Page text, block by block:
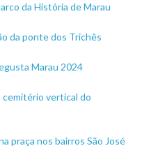
da História de Marau
da ponte dos Trichês
Marau 2024
vertical do
praça nos bairros São José